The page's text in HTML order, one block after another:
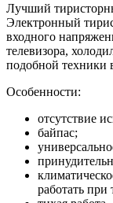
Лучший
Электронный
входного
телевизора,
подобной техники
Особенности:
отсутствие
байпас;
работать при